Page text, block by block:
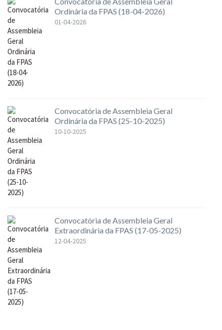
Ordinária da FPAS (18-04-2026)
01-04-2026
Convocatória de Assembleia Geral
Ordinária da FPAS (25-10-2025)
10-10-2025
Convocatória de Assembleia Geral
Extraordinária da FPAS (17-05-2025)
12-04-2025